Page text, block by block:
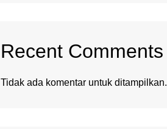
Recent Comments
Tidak ada komentar untuk ditampilkan.